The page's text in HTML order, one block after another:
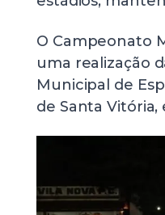
O Campeonato
uma realização
Municipal de
de Santa